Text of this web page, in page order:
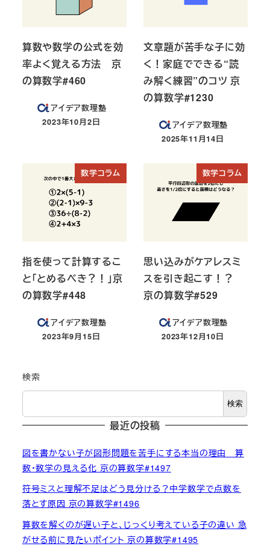
算数や数学の公式を効
率よく覚える方法 京
の算数学#460
アイデア数理塾
投稿日
2023年10月2日
文章題が苦手な子に効
く！家庭でできる“読
み解く練習”のコツ 京
の算数学#1230
アイデア数理塾
投稿日
2025年11月14日
数学コラム
指を使って計算するこ
と「とめるべき？！」京
の算数学#448
アイデア数理塾
投稿日
2023年9月15日
数学コラム
思い込みがケアレスミ
スを引き起こす！？
京の算数学#529
アイデア数理塾
投稿日
2023年12月10日
検索
検索
最近の投稿
図を書かない子が図形問題を苦手にする本当の理由 算
数・数学の見える化 京の算数学#1497
符号ミスと理解不足はどう見分ける？中学数学で点数を
落とす原因 京の算数学#1496
算数を解くのが遅い子と、じっくり考えている子の違い 急
がせる前に見たいポイント 京の算数学#1495